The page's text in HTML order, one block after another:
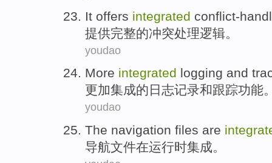
It offers integrated conflict-
提供完整的冲突处理逻辑 。
youdao
More integrated logging and
更加集成的 日志记录和跟踪功能
youdao
The navigation files are
导航文件在运行时集成。